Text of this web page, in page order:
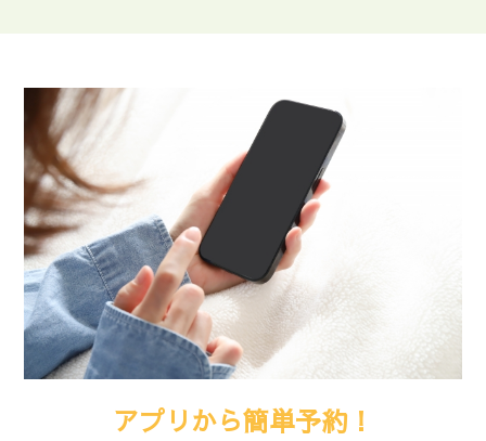
アプリから簡単予約！